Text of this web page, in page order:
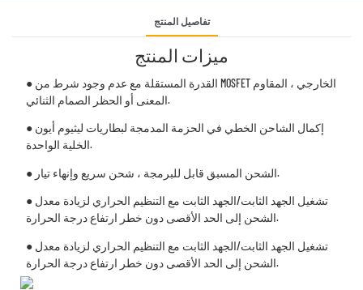
تفاصيل المنتج
ميزات المنتج
● القدرة المستقلة مع عدم وجود شرط من MOSFET الخارجي ، المقاوم
المعنى أو الحظر الصمام الثنائي.
● إكمال الشاحن الخطي في الحزمة المدمجة لبطاريات ليثيوم أيون
الخلية الواحدة.
● الشحن المسبق قابل للبرمجة ، شحن سريع وإنهاء تيار.
● تشغيل الجهد الثابت/الجهد الثابت مع التنظيم الحراري لزيادة معدل
الشحن إلى الحد الأقصى دون خطر ارتفاع درجة الحرارة.
● تشغيل الجهد الثابت/الجهد الثابت مع التنظيم الحراري لزيادة معدل
الشحن إلى الحد الأقصى دون خطر ارتفاع درجة الحرارة.